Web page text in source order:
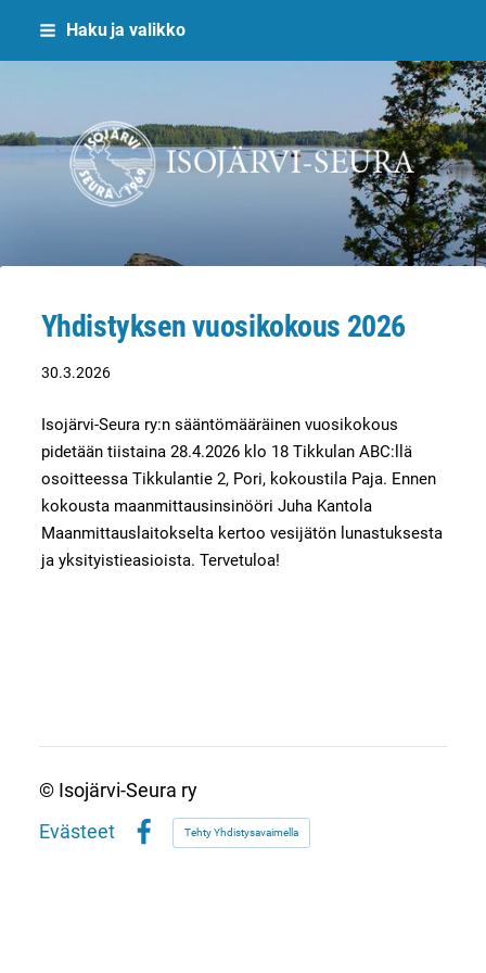
Siirry
Haku ja valikko
Isojärvi-Seura ry
Yhdistyksen vuosikokous 2026
30.3.2026
Isojärvi-Seura ry:n sääntömääräinen vuosikokous
pidetään tiistaina 28.4.2026 klo 18 Tikkulan ABC:llä
osoitteessa Tikkulantie 2, Pori, kokoustila Paja. Ennen
kokousta maanmittausinsinööri Juha Kantola
Maanmittauslaitokselta kertoo vesijätön lunastuksesta
ja yksityistieasioista. Tervetuloa!
© Isojärvi-Seura ry
Evästeet
Facebook
Tehty Yhdistysavaimella